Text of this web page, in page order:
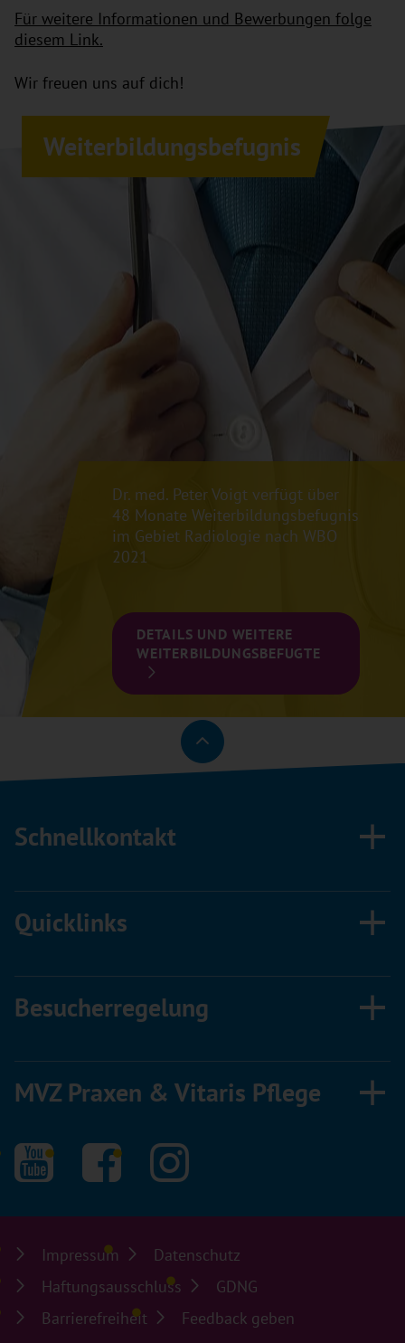
Für weitere Informationen und Bewerbungen folge
diesem Link.
Wir freuen uns auf dich!
Weiterbildungsbefugnis
Dr. med. Peter Voigt verfügt über
48 Monate Weiterbildungsbefugnis
im Gebiet Radiologie nach WBO
2021
DETAILS UND WEITERE
WEITERBILDUNGSBEFUGTE
Schnellkontakt
Quicklinks
Besucherregelung
MVZ Praxen & Vitaris Pflege
Impressum
Datenschutz
Haftungsausschluss
GDNG
Barrierefreiheit
Feedback geben